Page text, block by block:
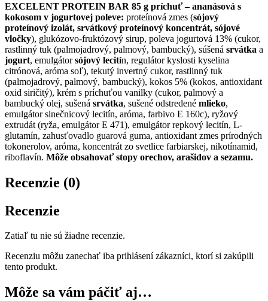
EXCELENT PROTEIN BAR 85 g príchuť – ananásová s
kokosom v jogurtovej poleve: proteínová zmes (sójový
proteínový izolát, srvátkový proteínový koncentrát, sójové
vločky), glukózovo-fruktózový sirup, poleva jogurtová 13% (cukor,
rastlinný tuk (palmojadrový, palmový, bambucký), súšená srvátka a
jogurt, emulgátorsójový lecitín, regulátor kyslosti kyselina
citrónová, aróma soľ), tekutý invertný cukor, rastlinný tuk
(palmojadrový, palmový, bambucký), kokos 5% (kokos, antioxidant
oxid siričitý), krém s príchuťou vanilky (cukor, palmový a
bambucký olej, sušená srvátka, sušené odstredené mlieko,
emulgátor slnečnicový lecitín, aróma, farbivo E 160c), ryžový
extrudát (ryža, emulgátor E 471), emulgátor repkový lecitín, L-
glutamín, zahusťovadlo guarová guma, antioxidant zmes prírodných
tokonerolov, aróma, koncentrát zo svetlice farbiarskej, nikotínamid,
riboflavín. Môže obsahovať stopy orechov, arašidov a sezamu.
Recenzie (0)
Recenzie
Zatiaľ tu nie sú žiadne recenzie.
Recenziu môžu zanechať iba prihlásení zákazníci, ktorí si zakúpili
tento produkt.
Môže sa vám páčiť aj…